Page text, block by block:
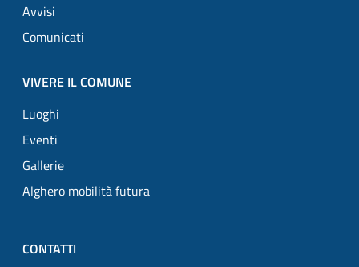
Avvisi
Comunicati
VIVERE IL COMUNE
Luoghi
Eventi
Gallerie
Alghero mobilità futura
CONTATTI